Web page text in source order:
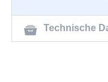
Technische